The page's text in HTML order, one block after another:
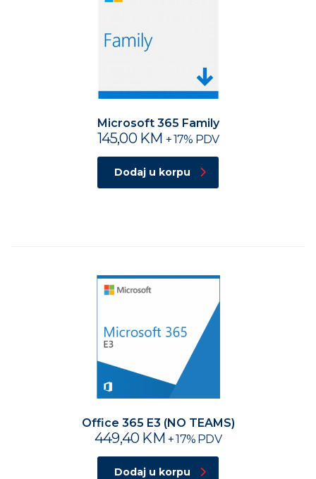
Microsoft 365 Family
145,00 KM + 17% PDV
Dodaj u korpu
Office 365 E3 (NO TEAMS)
449,40 KM + 17% PDV
Dodaj u korpu